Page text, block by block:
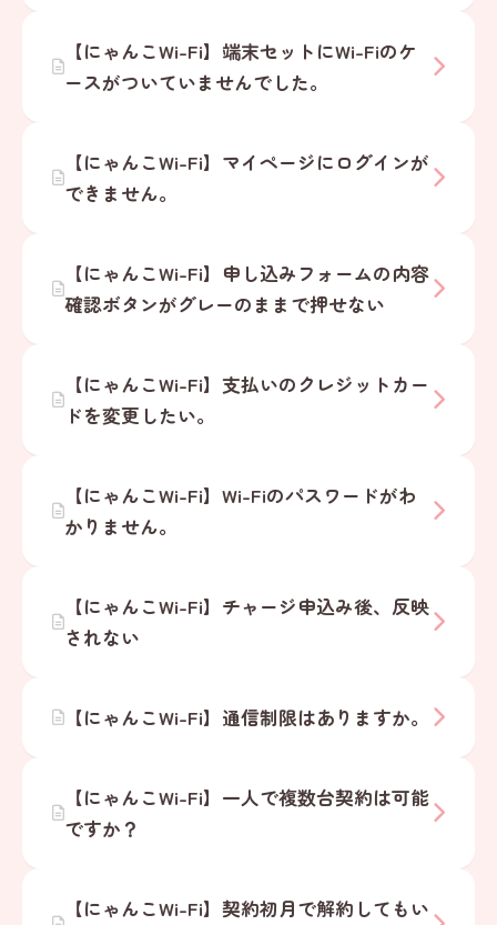
【にゃんこWi-Fi】端末セットにWi-Fiのケ
ースがついていませんでした。
【にゃんこWi-Fi】マイページにログインが
できません。
【にゃんこWi-Fi】申し込みフォームの内容
確認ボタンがグレーのままで押せない
【にゃんこWi-Fi】支払いのクレジットカー
ドを変更したい。
【にゃんこWi-Fi】Wi-Fiのパスワードがわ
かりません。
【にゃんこWi-Fi】チャージ申込み後、反映
されない
【にゃんこWi-Fi】通信制限はありますか。
【にゃんこWi-Fi】一人で複数台契約は可能
ですか？
【にゃんこWi-Fi】契約初月で解約してもい